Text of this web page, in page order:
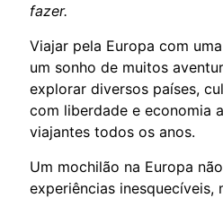
fazer.
Viajar pela Europa com
um sonho de muitos
explorar diversos países,
com liberdade e economia
viajantes todos os anos.
Um mochilão na Europa
experiências inesquecíveis,